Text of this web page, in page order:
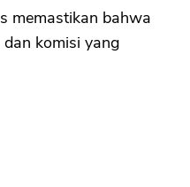
memastikan bahwa
komisi yang